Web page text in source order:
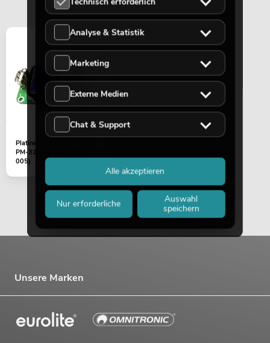
Platine (Bluetooth/Player)
PM-322P (001-MIX03-
005)
Unsere Marken
Analyse & Statistik
Marketing
Externe Medien
Chat & Support
Nur erforderliche
Auswahl
speichern
Alle akzeptieren